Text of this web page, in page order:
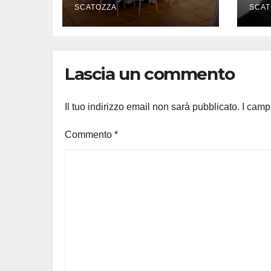
della vite per le
connessioni
SCATOZZA
Lascia un commento
Il tuo indirizzo email non sarà pubblicato. I
Commento *